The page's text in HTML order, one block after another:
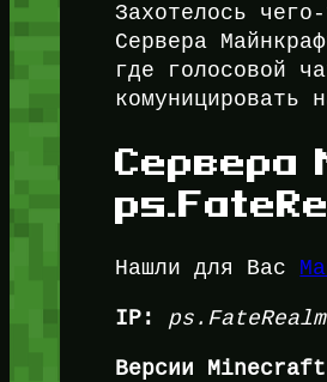
Захотелось
Сервера
где голосовой
комуницировать
Сервера
Нашли для Вас
IP:
Версии